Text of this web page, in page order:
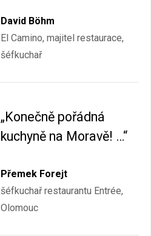
David Böhm
El Camino, majitel restaurace,
šéfkuchař
„Konečně pořádná
kuchyně na Moravě! …“
Přemek Forejt
šéfkuchař restaurantu Entrée,
Olomouc